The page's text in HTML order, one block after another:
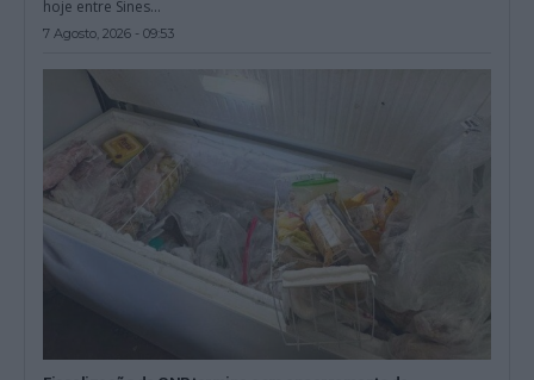
hoje entre Sines...
7 Agosto, 2026 - 09:53